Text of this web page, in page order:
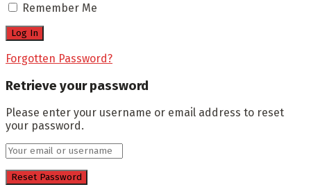
Remember Me
Forgotten Password?
Retrieve your password
Please enter your username or email address to reset
your password.